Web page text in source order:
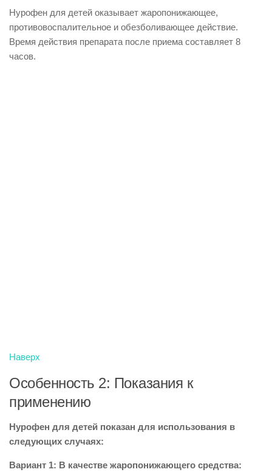
Нурофен для детей оказывает жаропонижающее,
противовоспалительное и обезболивающее действие.
Время действия препарата после приема составляет 8
часов.
Наверх
Особенность 2: Показания к
применению
Нурофен для детей показан для использования в
следующих случаях:
Вариант 1: В качестве жаропонижающего средства: